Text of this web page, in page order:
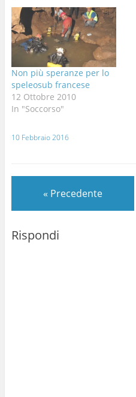
Non più speranze per lo
speleosub francese
12 Ottobre 2010
In "Soccorso"
10 Febbraio 2016
« Precedente
Rispondi